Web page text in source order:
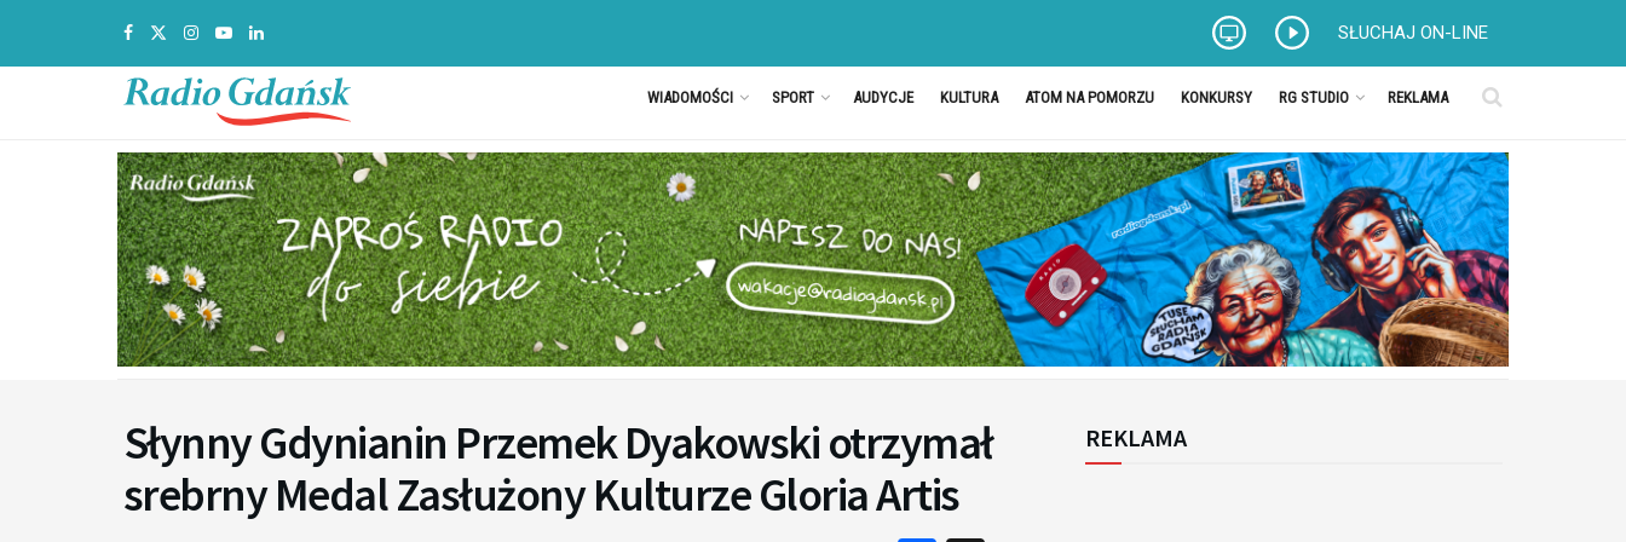
SŁUCHAJ ON-LINE
WIADOMOŚCI SPORT AUDYCJE KULTURA ATOM NA POMORZU KONKURSY RG STUDIO REKLAMA
Słynny Gdynianin Przemek Dyakowski otrzymał
srebrny Medal Zasłużony Kulturze Gloria Artis
REKLAMA